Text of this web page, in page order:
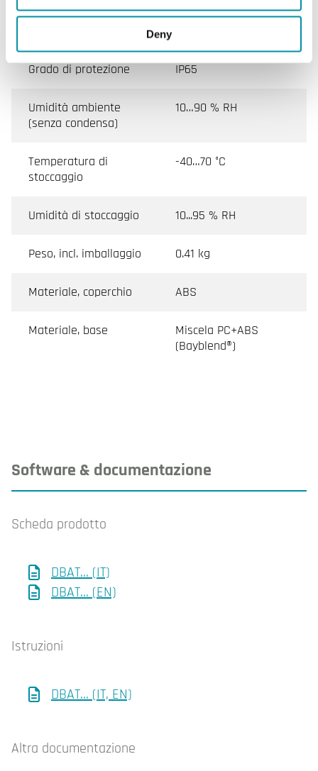
Deny
Grado di protezione IP65
Umidità ambiente
(senza condensa)
10…90 % RH
Temperatura di
stoccaggio
-40…70 °C
Umidità di stoccaggio 10...95 % RH
Peso, incl. imballaggio 0.41 kg
Materiale, coperchio ABS
Materiale, base
Miscela PC+ABS
(Bayblend®)
Software & documentazione
Scheda prodotto
DBAT... (IT)
DBAT... (EN)
Istruzioni
DBAT... (IT, EN)
Altra documentazione